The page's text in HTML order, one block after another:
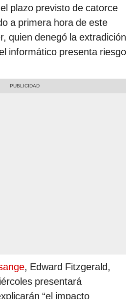
plazo previsto de catorce
a primera hora de este
quien denegó la extradición
informático presenta riesgo
, Edward Fitzgerald,
presentará
“el impacto